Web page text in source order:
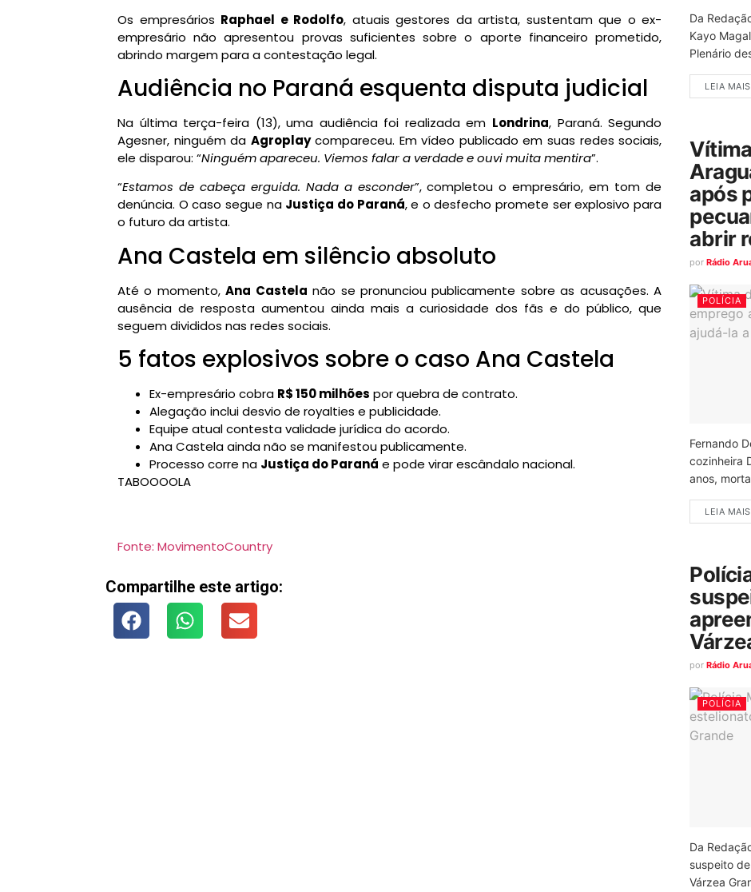
Os empresários Raphael e Rodolfo, atuais gestores da artista, sustentam que o ex-
empresário não apresentou provas suficientes sobre o aporte financeiro prometido,
abrindo margem para a contestação legal.
Audiência no Paraná esquenta disputa judicial
Na última terça-feira (13), uma audiência foi realizada em Londrina, Paraná. Segundo
Agesner, ninguém da Agroplaycompareceu. Em vídeo publicado em suas redes sociais,
ele disparou: “Ninguém apareceu. Viemos falar a verdade e ouvi muita mentira”.
“Estamos de cabeça erguida. Nada a esconder”, completou o empresário, em tom de
denúncia. O caso segue na Justiça do Paraná, e o desfecho promete ser explosivo para
o futuro da artista.
Ana Castela em silêncio absoluto
Até o momento,Ana Castela não se pronunciou publicamente sobre as acusações. A
ausência de resposta aumentou ainda mais a curiosidade dos fãs e do público, que
seguem divididos nas redes sociais.
5 fatos explosivos sobre o caso Ana Castela
Ex-empresário cobra R$ 150 milhões por quebra de contrato.
Alegação inclui desvio de royalties e publicidade.
Equipe atual contesta validade jurídica do acordo.
Ana Castela ainda não se manifestou publicamente.
Processo corre na Justiça do Paraná e pode virar escândalo nacional.
TABOOOOLA
Fonte: MovimentoCountry
Compartilhe este artigo:
Da
Kayo
Plenário
LEIA MAIS
após
abrir
por Rádio
POLÍCIA
Fernando
cozinheira
anos,
LEIA MAIS
por Rádio
POLÍCIA
Da
suspeito
Várzea